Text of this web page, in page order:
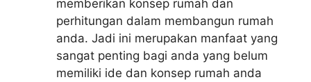
memberikan konsep rumah dan
perhitungan dalam membangun rumah
anda. Jadi ini merupakan manfaat yang
sangat penting bagi anda yang belum
memiliki ide dan konsep rumah anda